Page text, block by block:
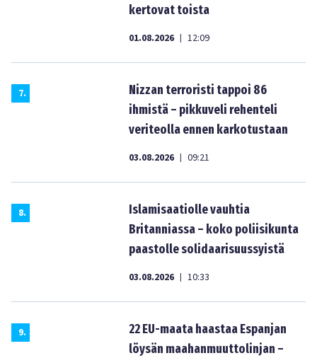
kertovat toista
01.08.2026 | 12:09
7.
Nizzan terroristi tappoi 86
ihmistä – pikkuveli rehenteli
veriteolla ennen karkotustaan
03.08.2026 | 09:21
8.
Islamisaatiolle vauhtia
Britanniassa – koko poliisikunta
paastolle solidaarisuussyistä
03.08.2026 | 10:33
9.
22 EU-maata haastaa Espanjan
löysän maahanmuuttolinjan –